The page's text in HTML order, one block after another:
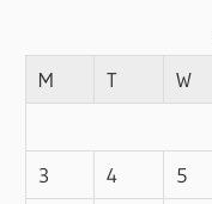
M
T W
3
4 5